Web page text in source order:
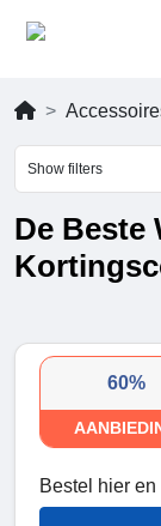
Show filters
De Beste
60%
Bestel hier en